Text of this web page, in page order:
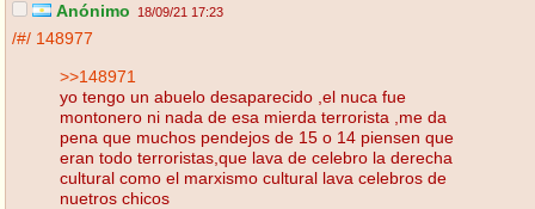
Anónimo 18/09/21 17:23
/#/ 148977
>>148971
yo tengo un abuelo desaparecido ,el nuca fue
montonero ni nada de esa mierda terrorista ,me da
pena que muchos pendejos de 15 o 14 piensen que
eran todo terroristas,que lava de celebro la derecha
cultural como el marxismo cultural lava celebros de
nuetros chicos